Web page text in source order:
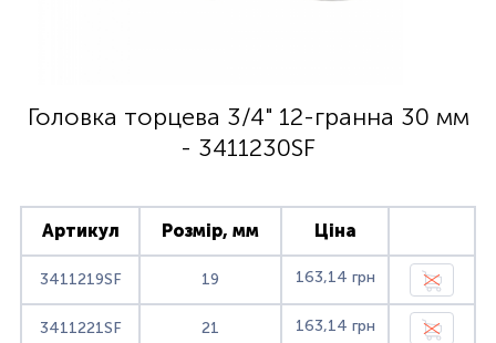
Головка торцева 3/4" 12-гранна 30 мм
- 3411230SF
Артикул Розмір, мм Ціна
3411219SF 19 163,14 грн
3411221SF 21 163,14 грн